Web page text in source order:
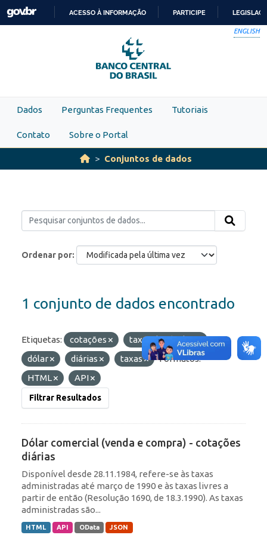
Skip to main content
PARA
O
CONTEÚDO
ACESSO À INFORMAÇÃO PARTICIPE
ENGLISH
Dados Perguntas Frequentes Tutoriais
Contato Sobre o Portal
Conjuntos de dados
Ordenar por
1 conjunto de dados encontrado
Etiquetas: cotações
taxas de câmbio
dólar
diárias taxas
Formatos:
HTML
API
Filtrar Resultados
Dólar comercial (venda e compra) - cotações
diárias
Disponível desde 28.11.1984, refere-se às taxas
administradas até março de 1990 e às taxas livres a
partir de então (Resolução 1690, de 18.3.1990). As taxas
administradas são...
HTML API OData JSON